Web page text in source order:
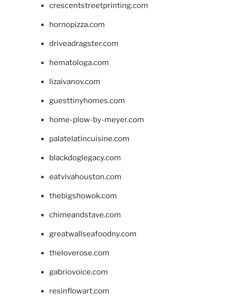
crescentstreetprinting.com
hornopizza.com
driveadragster.com
hematologa.com
lizaivanov.com
guesttinyhomes.com
home-plow-by-meyer.com
palatelatincuisine.com
blackdoglegacy.com
eatvivahouston.com
thebigshowok.com
chimeandstave.com
greatwallseafoodny.com
theloverose.com
gabriovoice.com
resinflowart.com